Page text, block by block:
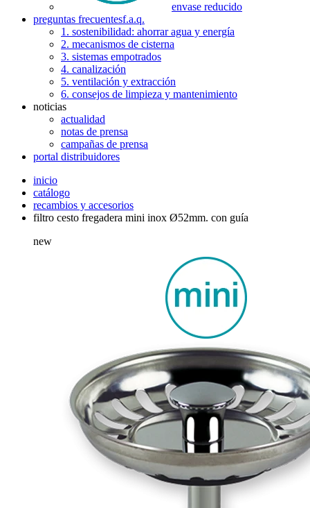
envase reducido
preguntas frecuentesf.a.q.
1. sostenibilidad: ahorrar agua y energía
2. mecanismos de cisterna
3. sistemas empotrados
4. canalización
5. ventilación y extracción
6. consejos de limpieza y mantenimiento
noticias
actualidad
notas de prensa
campañas de prensa
portal distribuidores
inicio
catálogo
recambios y accesorios
filtro cesto fregadera mini inox Ø52mm. con guía
new